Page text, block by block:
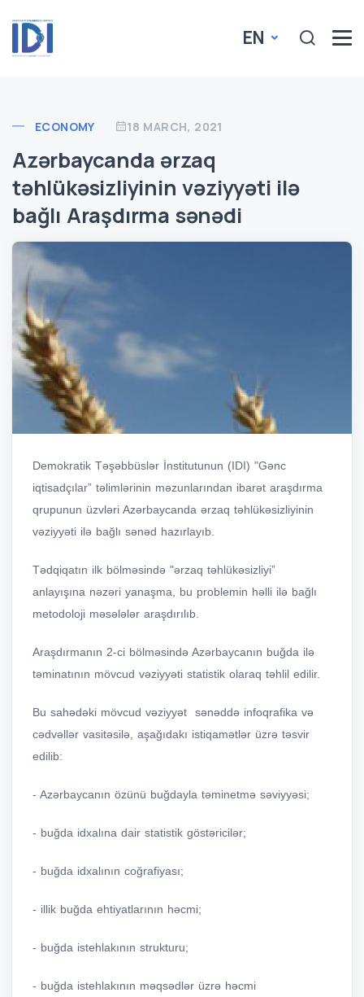
EN
ECONOMY 18 MARCH, 2021
Azərbaycanda ərzaq
təhlükəsizliyinin vəziyyəti ilə
bağlı Araşdırma sənədi
Demokratik Təşəbbüslər İnstitutunun (IDI) "Gənc
iqtisadçılar” təlimlərinin məzunlarından ibarət araşdırma
qrupunun üzvləri Azərbaycanda ərzaq təhlükəsizliyinin
vəziyyəti ilə bağlı sənəd hazırlayıb.
Tədqiqatın ilk bölməsində "ərzaq təhlükəsizliyi”
anlayışına nəzəri yanaşma, bu problemin həlli ilə bağlı
metodoloji məsələlər araşdırılıb.
Araşdırmanın 2-ci bölməsində Azərbaycanın buğda ilə
təminatının mövcud vəziyyəti statistik olaraq təhlil edilir.
Bu sahədəki mövcud vəziyyət sənəddə infoqrafika və
cədvəllər vasitəsilə, aşağıdakı istiqamətlər üzrə təsvir
edilib:
- Azərbaycanın özünü buğdayla təminetmə səviyyəsi;
- buğda idxalına dair statistik göstəricilər;
- buğda idxalının coğrafiyası;
- illik buğda ehtiyatlarının həcmi;
- buğda istehlakının strukturu;
- buğda istehlakının məqsədlər üzrə həcmi